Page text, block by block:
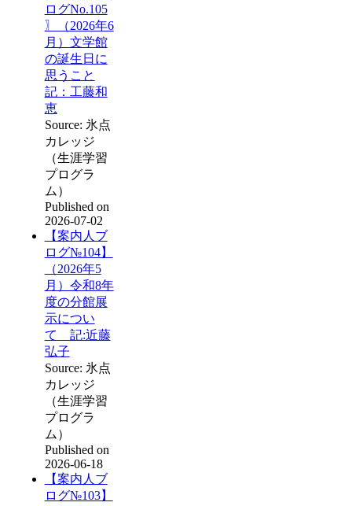
ログNo.105
〗（2026年6
月）文学館
の誕生日に
思うこと
記：工藤和
恵
Source: 氷点
カレッジ
（生涯学習
プログラ
ム）
Published on
2026-07-02
【案内人ブ
ログ№104】
（2026年5
月）令和8年
度の分館展
示につい
て 記:近藤
弘子
Source: 氷点
カレッジ
（生涯学習
プログラ
ム）
Published on
2026-06-18
【案内人ブ
ログ№103】